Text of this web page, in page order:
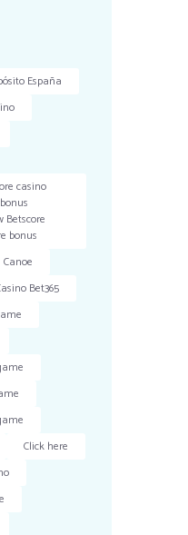
España
casino
Betscore
bonus
Canoe
Bet365
Click here